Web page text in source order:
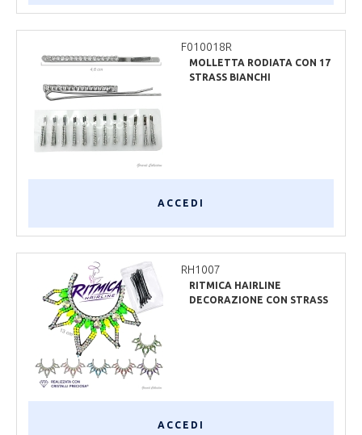
F010018R
MOLLETTA RODIATA CON 17
STRASS BIANCHI
ACCEDI
RH1007
RITMICA HAIRLINE
DECORAZIONE CON STRASS
ACCEDI